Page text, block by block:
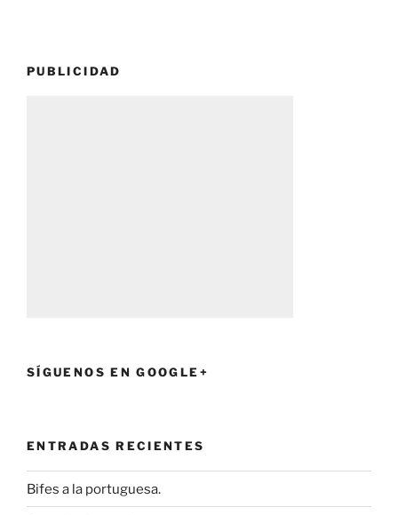
PUBLICIDAD
SÍGUENOS EN GOOGLE+
ENTRADAS RECIENTES
Bifes a la portuguesa.